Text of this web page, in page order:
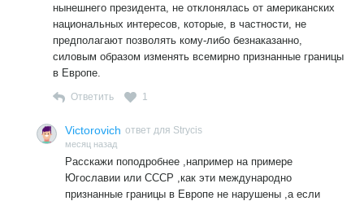
нынешнего президента, не отклонялась от американских
национальных интересов, которые, в частности, не
предполагают позволять кому-либо безнаказанно,
силовым образом изменять всемирно признанные границы
в Европе.
Ответить 1
Victorovich ответ для Strycis
месяц назад
Расскажи поподробнее ,например на примере
Югославии или СССР ,как эти международно
признанные границы в Европе не нарушены ,а если